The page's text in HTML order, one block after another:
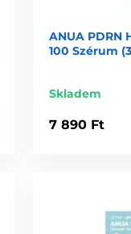
ANUA PDRN
100 Szérum
Skladem
7 890 Ft